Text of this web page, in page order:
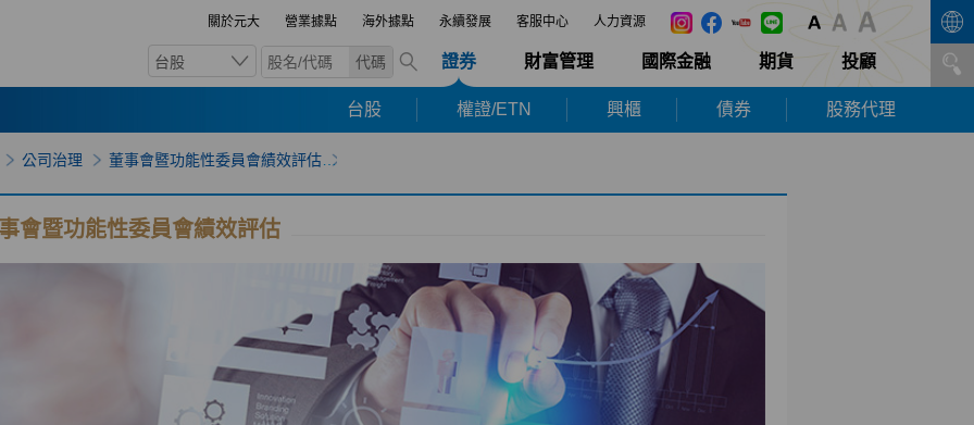
關於元大 營業據點 海外據點 永續發展 客服中心 人力資源
台股 代碼 證券 財富管理 國際金融 期貨 投顧
台股 權證/ETN 興櫃 債券 股務代理
公司治理 董事會暨功能性委員會績效評估
會暨功能性委員會績效評估